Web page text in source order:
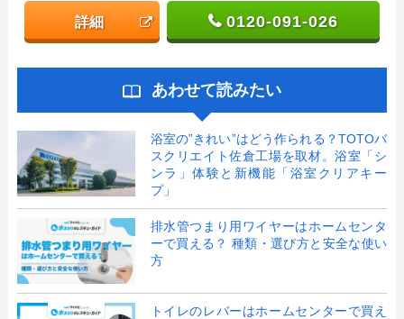
詳細 0120-091-026
あわせて読みたい
浴室の”きれい”はどう作られる？TOTOバ
スクリエイト佐倉工場を取材。浴室「シ
ンラ」体験と新機能「浴室クリアキー
プ」
排水管つまり用ワイヤーはホームセンタ
ーで買える？ 種類・選び方と安全な使い
方
トイレのレバーはホームセンターで買え